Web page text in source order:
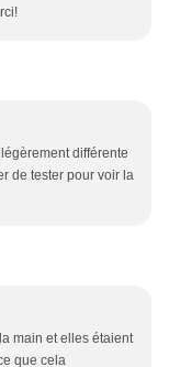
différente
de tester pour voir la
main et elles étaient
que cela